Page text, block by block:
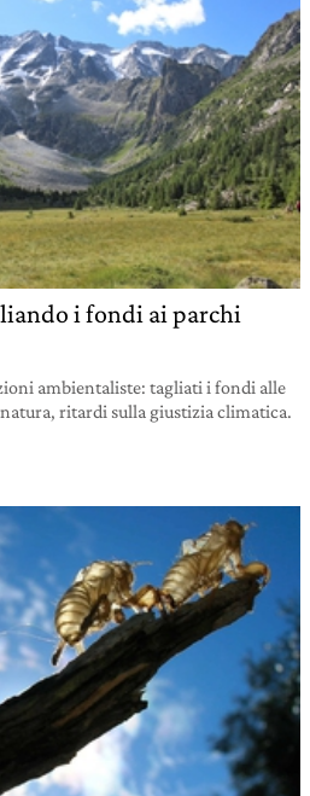
i fondi ai parchi
ambientaliste: tagliati i fondi alle
ritardi sulla giustizia climatica.